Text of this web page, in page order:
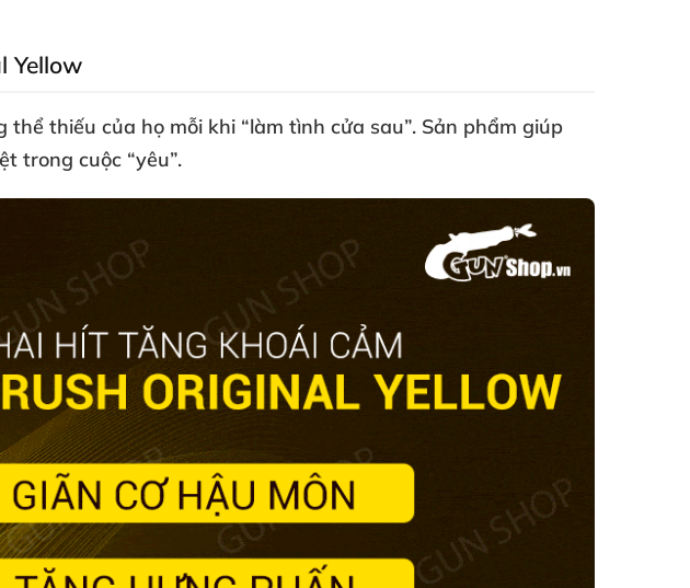
Yellow
thể thiếu của họ mỗi khi “làm tình cửa sau”. Sản phẩm giúp
trong cuộc “yêu”.